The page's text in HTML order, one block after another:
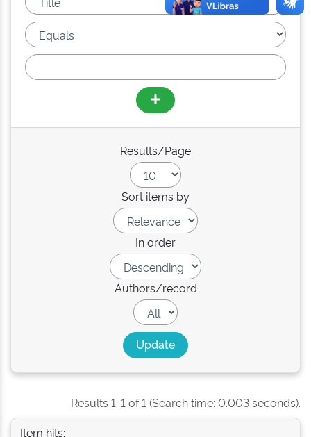
Results/Page
Sort items by
In order
Authors/record
Results 1-1 of 1 (Search time: 0.003 seconds).
Item hits: